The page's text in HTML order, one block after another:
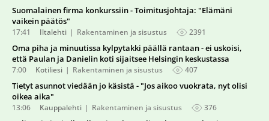
Suomalainen firma konkurssiin - Toimitusjohtaja: "Elämäni
vaikein päätös"
17:41 Iltalehti Rakentaminen ja sisustus 2391
Oma piha ja minuutissa kylpytakki päällä rantaan - ei uskoisi,
että Paulan ja Danielin koti sijaitsee Helsingin keskustassa
7:00 Kotiliesi Rakentaminen ja sisustus 407
Tietyt asunnot viedään jo käsistä - "Jos aikoo vuokrata, nyt olisi
oikea aika"
13:06 Kauppalehti Rakentaminen ja sisustus 376